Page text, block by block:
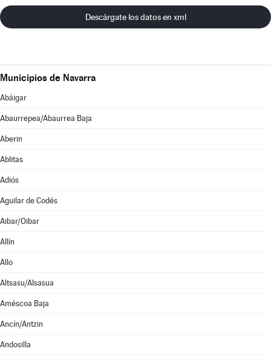
Descárgate los datos en xml
Municipios de Navarra
Abáigar
Abaurrepea/Abaurrea Baja
Aberin
Ablitas
Adiós
Aguilar de Codés
Aibar/Oibar
Allín
Allo
Altsasu/Alsasua
Améscoa Baja
Ancín/Antzin
Andosilla